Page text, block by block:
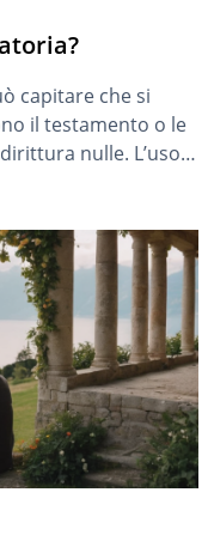
capitare che si
il testamento o le
nulle. L’uso
può fornire un